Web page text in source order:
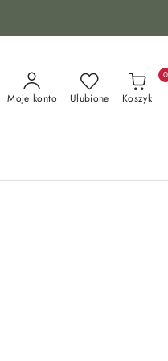
Moje konto Ulubione Koszyk
0